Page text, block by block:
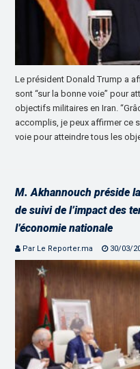
Le président Donald Trump a
sont “sur la bonne voie” pour
objectifs militaires en Iran.
accomplis, je peux affirmer ce
voie pour atteindre tous les
M. Akhannouch préside
de suivi de l’impact des
l’économie nationale
Par Le Reporter.ma 30/03/